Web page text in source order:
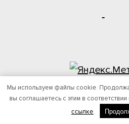
испорченная камера видео
сломанные кресла-качели на
Создание
«Интернет-
Мы используем файлы cookie.
вы соглашаетесь с этим в
ссылке.